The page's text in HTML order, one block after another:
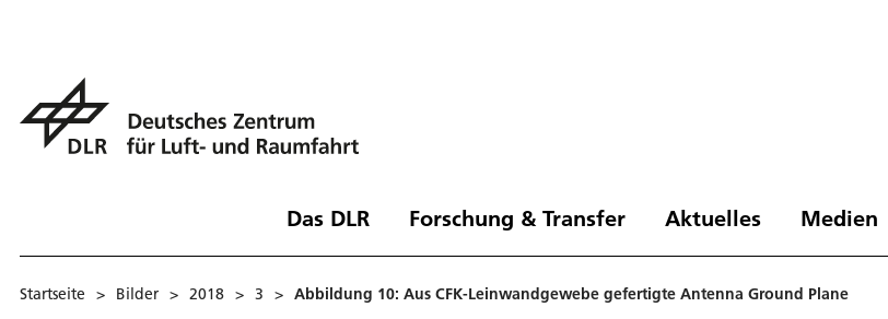
Das DLR Forschung & Transfer Aktuelles Medien
Startseite > Bilder > 2018 > 3 > Abbildung 10: Aus CFK-Leinwandgewebe gefertigte Antenna Ground Plane